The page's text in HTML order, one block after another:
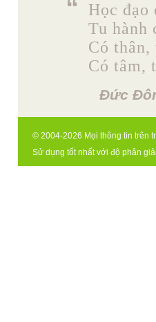
Học đạo
Tu hành
Có thân,
Có tâm,
Đức
© 2004-2026 Mọi thông tin trên
Sử dụng tốt nhất với độ phân giải